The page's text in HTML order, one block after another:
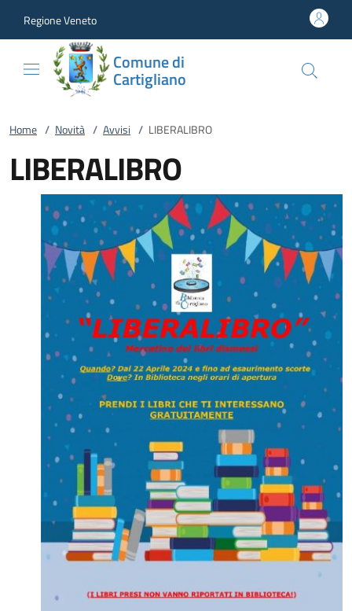
Regione Veneto
Comune di
Cartigliano
Home / Novità / Avvisi / LIBERALIBRO
LIBERALIBRO